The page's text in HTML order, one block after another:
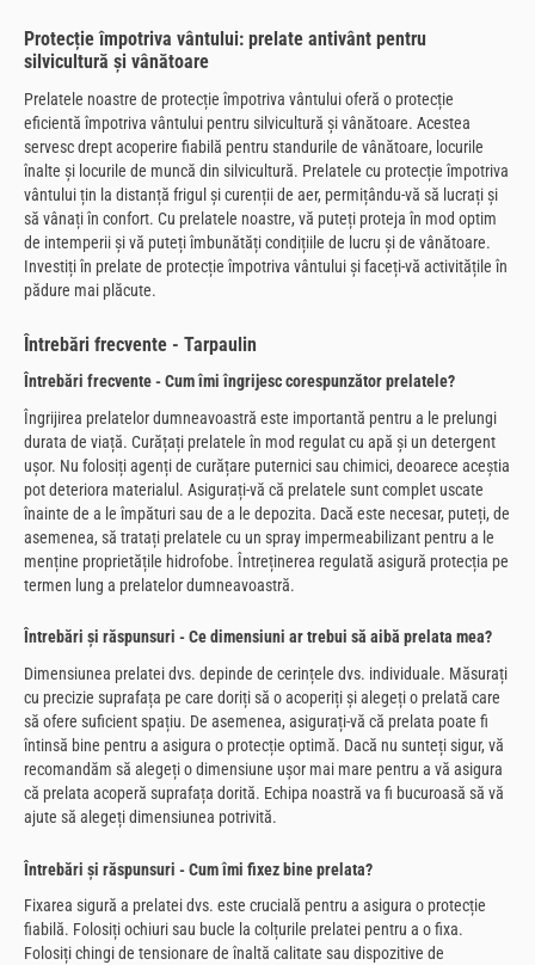
Protecție împotriva vântului: prelate antivânt pentru
silvicultură și vânătoare
Prelatele noastre de protecție împotriva vântului oferă o protecție
eficientă împotriva vântului pentru silvicultură și vânătoare. Acestea
servesc drept acoperire fiabilă pentru standurile de vânătoare, locurile
înalte și locurile de muncă din silvicultură. Prelatele cu protecție împotriva
vântului țin la distanță frigul și curenții de aer, permițându-vă să lucrați și
să vânați în confort. Cu prelatele noastre, vă puteți proteja în mod optim
de intemperii și vă puteți îmbunătăți condițiile de lucru și de vânătoare.
Investiți în prelate de protecție împotriva vântului și faceți-vă activitățile în
pădure mai plăcute.
Întrebări frecvente - Tarpaulin
Întrebări frecvente - Cum îmi îngrijesc corespunzător prelatele?
Îngrijirea prelatelor dumneavoastră este importantă pentru a le prelungi
durata de viață. Curățați prelatele în mod regulat cu apă și un detergent
ușor. Nu folosiți agenți de curățare puternici sau chimici, deoarece aceștia
pot deteriora materialul. Asigurați-vă că prelatele sunt complet uscate
înainte de a le împături sau de a le depozita. Dacă este necesar, puteți, de
asemenea, să tratați prelatele cu un spray impermeabilizant pentru a le
menține proprietățile hidrofobe. Întreținerea regulată asigură protecția pe
termen lung a prelatelor dumneavoastră.
Întrebări și răspunsuri - Ce dimensiuni ar trebui să aibă prelata mea?
Dimensiunea prelatei dvs. depinde de cerințele dvs. individuale. Măsurați
cu precizie suprafața pe care doriți să o acoperiți și alegeți o prelată care
să ofere suficient spațiu. De asemenea, asigurați-vă că prelata poate fi
întinsă bine pentru a asigura o protecție optimă. Dacă nu sunteți sigur, vă
recomandăm să alegeți o dimensiune ușor mai mare pentru a vă asigura
că prelata acoperă suprafața dorită. Echipa noastră va fi bucuroasă să vă
ajute să alegeți dimensiunea potrivită.
Întrebări și răspunsuri - Cum îmi fixez bine prelata?
Fixarea sigură a prelatei dvs. este crucială pentru a asigura o protecție
fiabilă. Folosiți ochiuri sau bucle la colțurile prelatei pentru a o fixa.
Folosiți chingi de tensionare de înaltă calitate sau dispozitive de